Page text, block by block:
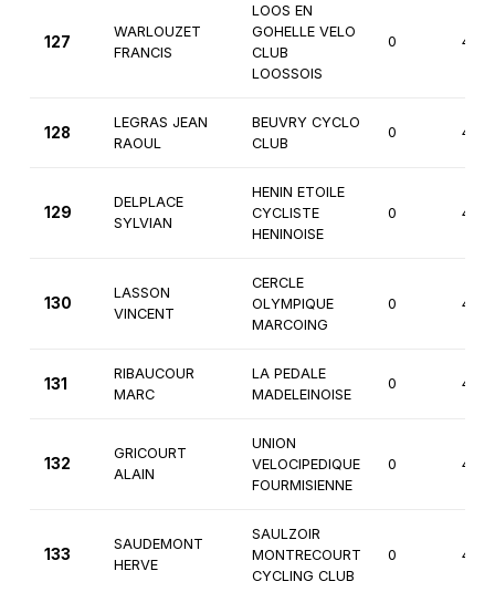
127
WARLOUZET
FRANCIS
LOOS EN
GOHELLE VELO
CLUB
LOOSSOIS
0
128
LEGRAS JEAN
RAOUL
BEUVRY CYCLO
CLUB
0
129
DELPLACE
SYLVIAN
HENIN ETOILE
CYCLISTE
HENINOISE
0
130
LASSON
VINCENT
CERCLE
OLYMPIQUE
MARCOING
0
131
RIBAUCOUR
MARC
LA PEDALE
MADELEINOISE
0
132
GRICOURT
ALAIN
UNION
VELOCIPEDIQUE
FOURMISIENNE
0
133
SAUDEMONT
HERVE
SAULZOIR
MONTRECOURT
CYCLING CLUB
0